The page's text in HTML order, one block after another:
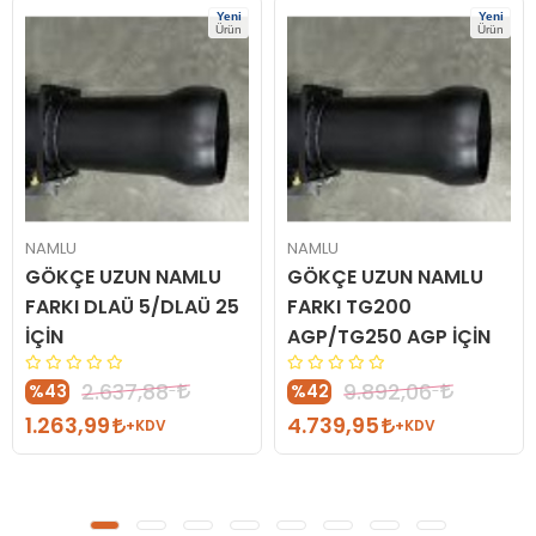
Yeni
Ürün
NAMLU
GÖKÇE UZUN NAMLU
FARKI DLAÜ 5/DLAÜ 25
İÇİN
%43
2.637,88
1.263,99
+KDV
Yeni
Ürün
NAMLU
GÖKÇE UZUN NAMLU
FARKI TG200
AGP/TG250 AGP İÇİN
%42
9.892,06
4.739,95
+KDV